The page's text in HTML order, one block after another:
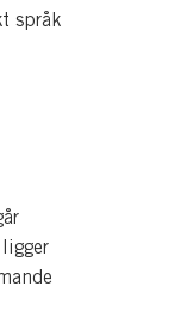
språk